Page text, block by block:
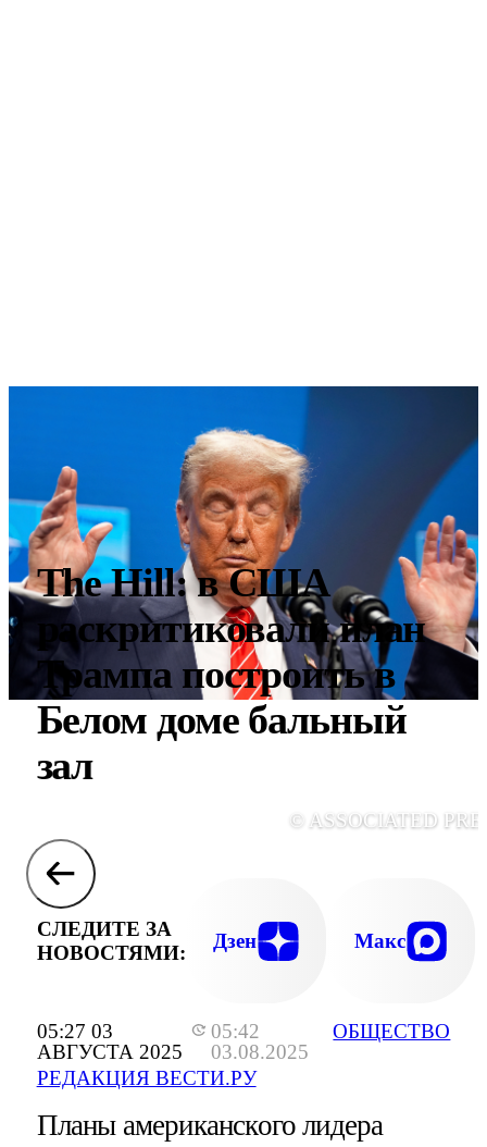
05:27 03
АВГУСТА 2025
05:42
03.08.2025
РЕДАКЦИЯ ВЕСТИ.РУ
ОБЩЕСТВО
The Hill: в США
раскритиковали план
Трампа построить в
Белом доме бальный
зал
© ASSOCIATED
СЛЕДИТЕ ЗА
НОВОСТЯМИ:
Дзен Макс
Планы американского лидера